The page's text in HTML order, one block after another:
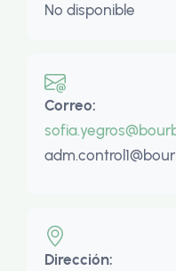
No disponible
Correo:
Dirección: